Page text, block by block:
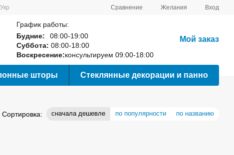
Укр Сравнение Желания Вход
График работы:
Будние:
08:00-19:00
Суббота: 08:00-18:00
Воскресение:консультируем 09:00-18:00
Мой заказ
шторы Стеклянные декорации и панно
Сортировка: сначала дешевле по популярности по названию